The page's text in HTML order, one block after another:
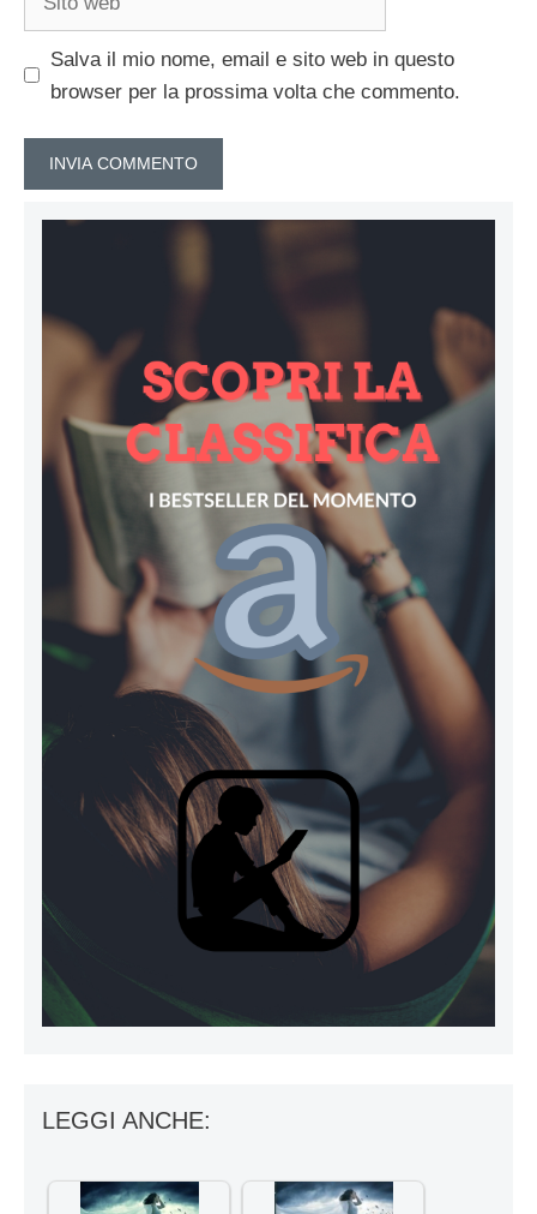
Salva il mio nome, email e sito web in questo
browser per la prossima volta che commento.
LEGGI ANCHE: